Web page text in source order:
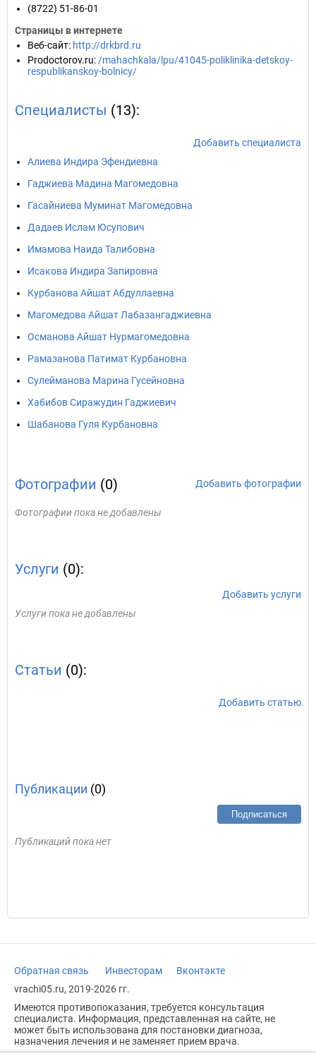
(8722) 51-86-01
Страницы в интернете
Веб-сайт: http://drkbrd.ru
Prodoctorov.ru: /mahachkala/lpu/41045-poliklinika-detskoy-
respublikanskoy-bolnicy/
Специалисты (13):
Добавить специалиста
Алиева Индира Эфендиевна
Гаджиева Мадина Магомедовна
Гасайниева Муминат Магомедовна
Дадаев Ислам Юсупович
Имамова Наида Талибовна
Исакова Индира Запировна
Курбанова Айшат Абдуллаевна
Магомедова Айшат Лабазангаджиевна
Османова Айшат Нурмагомедовна
Рамазанова Патимат Курбановна
Сулейманова Марина Гусейновна
Хабибов Сиражудин Гаджиевич
Шабанова Гуля Курбановна
Фотографии (0) Добавить фотографии
Фотографии пока не добавлены
Услуги (0):
Добавить услуги
Услуги пока не добавлены
Статьи (0):
Добавить статью
Публикации (0)
Подписаться
Публикаций пока нет
Обратная связь Инвесторам
Вконтакте
vrachi05.ru, 2019-2026 гг.
Имеются противопоказания, требуется консультация
специалиста. Информация, представленная на сайте, не
может быть использована для постановки диагноза,
назначения лечения и не заменяет прием врача.